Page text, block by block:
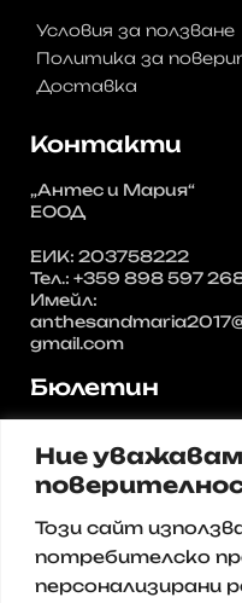
Ние
Този сайт
потребителско
персонализирани
Условия за ползване
Политика за
Доставка
Контакти
„Антес и Мария“
ЕООД
ЕИК: 203758222
Тел.: +359 898 597
Имейл:
gmail.com
Бюлетин
бюлетин и получавайте
актуални предложения и
промоции от нас.
Имейл